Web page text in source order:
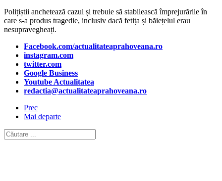
Polițiștii anchetează cazul și trebuie să stabilească împrejurările în
care s-a produs tragedie, inclusiv dacă fetița și băiețelul erau
nesupravegheați.
Facebook.com/actualitateaprahoveana.ro
instagram.com
twitter.com
Google Business
Youtube Actualitatea
redactia@actualitateaprahoveana.ro
Prec
Mai departe